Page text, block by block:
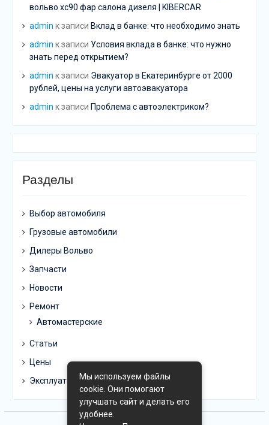
вольво хс90 фар салона дизеля | KIBERCAR
admin к записи Вклад в банке: что необходимо знать
admin к записи Условия вклада в банке: что нужно
знать перед открытием?
admin к записи Эвакуатор в Екатеринбурге от 2000
рублей, цены на услуги автоэвакуатора
admin к записи Проблема с автоэлектриком?
Разделы
Выбор автомобиля
Грузовые автомобили
Дилеры Вольво
Запчасти
Новости
Ремонт
Автомастерские
Статьи
Цены
ЭксплуатацияМы используем файлы
cookie. Они помогают
улучшать сайт и делать его
удобнее.